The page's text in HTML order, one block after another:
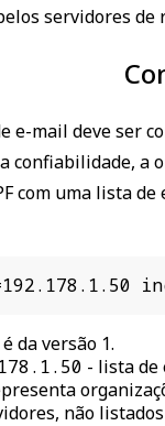
servidores de
e-mail deve ser
a
com uma lista
da versão 1.
- lista de
não